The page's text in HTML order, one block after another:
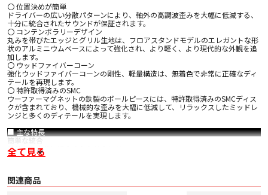
〇 位置決めが簡単
ドライバーの広い分散パターンにより、軸外の高調波歪みを大幅に低減する、
十分に統合されたサウンドが保証されます。
〇 コンテンポラリーデザイン
丸みを帯びたエッジとグリル生地は、フロアスタンドモデルのエレガントな形
状のアルミニウムベースによって強化され、より軽く、より現代的な外観を追
加します。
〇 ウッドファイバーコーン
強化ウッドファイバーコーンの剛性、軽量構造は、無着色で非常に正確なディ
テールを再現します。
〇 特許取得済みのSMC
ウーファーマグネットの鉄製のポールピースには、特許取得済みのSMCディス
クが含まれており、機械的な歪みを大幅に低減して、リラックスしたミッドレ
ンジと多くのディテールを実現します。
■ 主な特長
簡単な統合
軸外でも十分に統合されたサウンド
OBERON 1のコンパクトさにより、どの部屋にも簡単に統合できます。使用す
のバランス、一貫性、品質がよりコヒーレントになり、軸外でも聞こえます。
全て見る
関連商品